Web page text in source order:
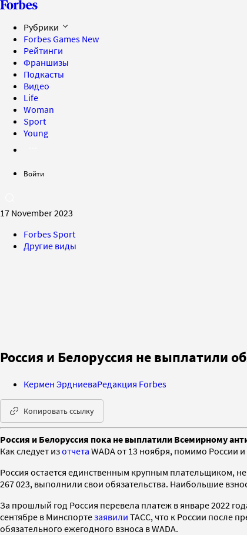
Рубрики
Forbes Games New
Рейтинги
Франшизы
Подкасты
Видео
Life
Woman
Sport
Young
Войти
17 November 2023
Forbes Sport
Другие виды
Россия и Белоруссия не выплатили
Кермен ЭрдниеваРедакция Forbes
Копировать ссылку
Россия и Белоруссия пока не выплатили Всемирному
Как следует изотчета WADА от 13 ноября, помимо России
Россия остается единственным крупным плательщиком,
267 023, выполнили свои обязательства. Наибольшие
За прошлый год Россия перевела платеж в январе 2022
сентябре в Минспортезаявили ТАСС, что к России после
обязательного ежегодного взноса в WADA.